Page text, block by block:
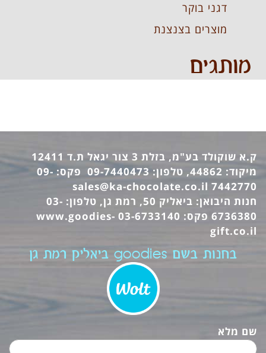
דגני בוקר
מוצרים בצנצנת
מותגים
ק.א שוקולד בע"מ, בזלת 3 צור יגאל ת.ד 12411
מיקוד: 44862, טלפון: 09-7440473 פקס: 09-
7442770
sales@ka-chocolate.co.il
חנות היבואן: ביאליק 50, רמת גן, טלפון: 03-
6736380 פקס: 03-6733140
www.goodies-
gift.co.il
בחנות בשם goodies ביאליק רמת גן
שם מלא